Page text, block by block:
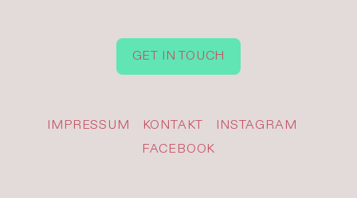
GET IN TOUCH
IMPRESSUM KONTAKT
INSTAGRAM
FACEBOOK